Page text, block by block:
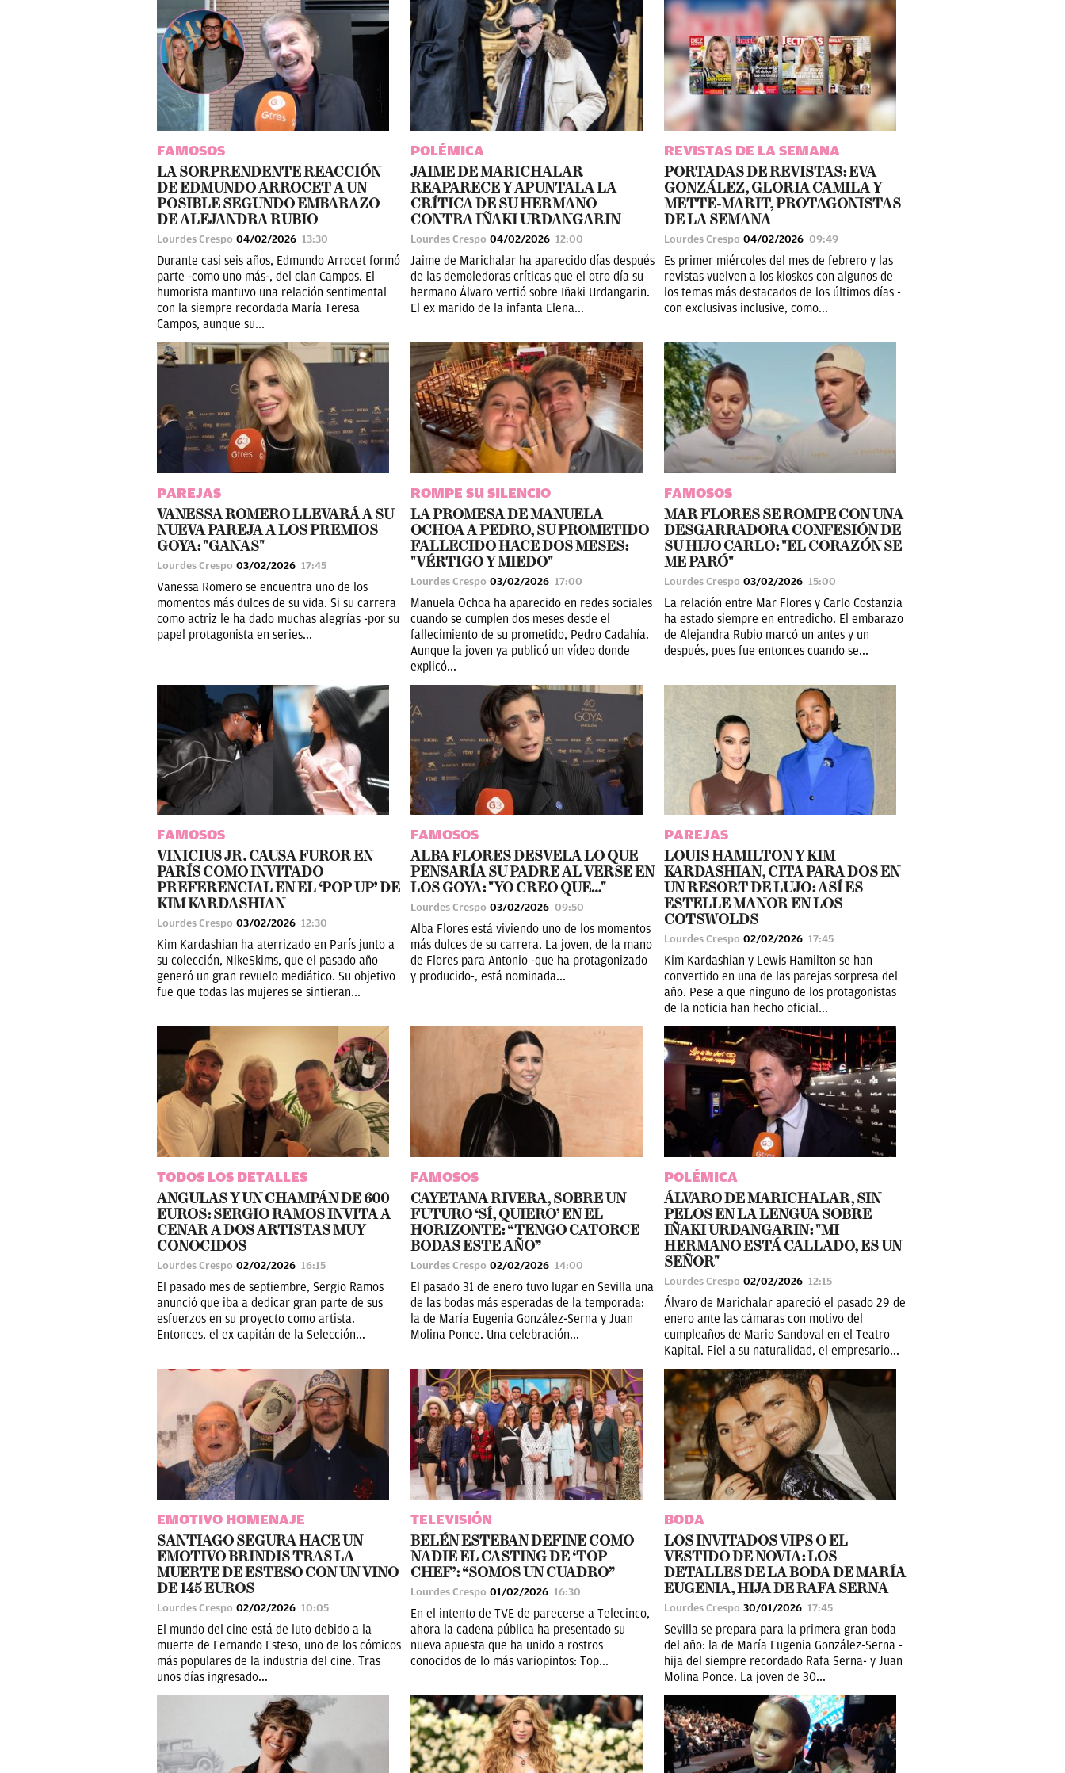
FAMOSOS
LA SORPRENDENTE REACCIÓN
DE EDMUNDO ARROCET A UN
POSIBLE SEGUNDO EMBARAZO
DE ALEJANDRA RUBIO
Lourdes Crespo 04/02/2026 13:30
Durante casi seis años, Edmundo Arrocet formó
parte -como uno más-, del clan Campos. El
humorista mantuvo una relación sentimental
con la siempre recordada María Teresa
Campos, aunque su...
POLÉMICA
JAIME DE MARICHALAR
REAPARECE Y APUNTALA LA
CRÍTICA DE SU HERMANO
CONTRA IÑAKI URDANGARIN
Lourdes Crespo 04/02/2026 12:00
Jaime de Marichalar ha aparecido días después
de las demoledoras críticas que el otro día su
hermano Álvaro vertió sobre Iñaki Urdangarin.
El ex marido de la infanta Elena...
REVISTAS DE LA SEMANA
PORTADAS DE REVISTAS: EVA
GONZÁLEZ, GLORIA CAMILA Y
METTE-MARIT, PROTAGONISTAS
DE LA SEMANA
Lourdes Crespo 04/02/2026 09:49
Es primer miércoles del mes de febrero y las
revistas vuelven a los kioskos con algunos de
los temas más destacados de los últimos días -
con exclusivas inclusive, como...
PAREJAS
VANESSA ROMERO LLEVARÁ A SU
NUEVA PAREJA A LOS PREMIOS
GOYA: "GANAS"
Lourdes Crespo 03/02/2026 17:45
Vanessa Romero se encuentra uno de los
momentos más dulces de su vida. Si su carrera
como actriz le ha dado muchas alegrías -por su
papel protagonista en series...
ROMPE SU SILENCIO
LA PROMESA DE MANUELA
OCHOA A PEDRO, SU PROMETIDO
FALLECIDO HACE DOS MESES:
"VÉRTIGO Y MIEDO"
Lourdes Crespo 03/02/2026 17:00
Manuela Ochoa ha aparecido en redes sociales
cuando se cumplen dos meses desde el
fallecimiento de su prometido, Pedro Cadahía.
Aunque la joven ya publicó un vídeo donde
explicó...
FAMOSOS
MAR FLORES SE ROMPE CON UNA
DESGARRADORA CONFESIÓN DE
SU HIJO CARLO: "EL CORAZÓN SE
ME PARÓ"
Lourdes Crespo 03/02/2026 15:00
La relación entre Mar Flores y Carlo Costanzia
ha estado siempre en entredicho. El embarazo
de Alejandra Rubio marcó un antes y un
después, pues fue entonces cuando se...
FAMOSOS
VINICIUS JR. CAUSA FUROR EN
PARÍS COMO INVITADO
PREFERENCIAL EN EL ‘POP UP’ DE
KIM KARDASHIAN
Lourdes Crespo 03/02/2026 12:30
Kim Kardashian ha aterrizado en París junto a
su colección, NikeSkims, que el pasado año
generó un gran revuelo mediático. Su objetivo
fue que todas las mujeres se sintieran...
FAMOSOS
ALBA FLORES DESVELA LO QUE
PENSARÍA SU PADRE AL VERSE EN
LOS GOYA: "YO CREO QUE…"
Lourdes Crespo 03/02/2026 09:50
Alba Flores está viviendo uno de los momentos
más dulces de su carrera. La joven, de la mano
de Flores para Antonio -que ha protagonizado
y producido-, está nominada...
PAREJAS
LOUIS HAMILTON Y KIM
KARDASHIAN, CITA PARA DOS EN
UN RESORT DE LUJO: ASÍ ES
ESTELLE MANOR EN LOS
COTSWOLDS
Lourdes Crespo 02/02/2026 17:45
Kim Kardashian y Lewis Hamilton se han
convertido en una de las parejas sorpresa del
año. Pese a que ninguno de los protagonistas
de la noticia han hecho oficial...
TODOS LOS DETALLES
ANGULAS Y UN CHAMPÁN DE 600
EUROS: SERGIO RAMOS INVITA A
CENAR A DOS ARTISTAS MUY
CONOCIDOS
Lourdes Crespo 02/02/2026 16:15
El pasado mes de septiembre, Sergio Ramos
anunció que iba a dedicar gran parte de sus
esfuerzos en su proyecto como artista.
Entonces, el ex capitán de la Selección...
FAMOSOS
CAYETANA RIVERA, SOBRE UN
FUTURO ‘SÍ, QUIERO’ EN EL
HORIZONTE: “TENGO CATORCE
BODAS ESTE AÑO”
Lourdes Crespo 02/02/2026 14:00
El pasado 31 de enero tuvo lugar en Sevilla una
de las bodas más esperadas de la temporada:
la de María Eugenia González-Serna y Juan
Molina Ponce. Una celebración...
POLÉMICA
ÁLVARO DE MARICHALAR, SIN
PELOS EN LA LENGUA SOBRE
IÑAKI URDANGARIN: "MI
HERMANO ESTÁ CALLADO, ES UN
SEÑOR"
Lourdes Crespo 02/02/2026 12:15
Álvaro de Marichalar apareció el pasado 29 de
enero ante las cámaras con motivo del
cumpleaños de Mario Sandoval en el Teatro
Kapital. Fiel a su naturalidad, el empresario...
EMOTIVO HOMENAJE
SANTIAGO SEGURA HACE UN
EMOTIVO BRINDIS TRAS LA
MUERTE DE ESTESO CON UN VINO
DE 145 EUROS
Lourdes Crespo 02/02/2026 10:05
El mundo del cine está de luto debido a la
muerte de Fernando Esteso, uno de los cómicos
más populares de la industria del cine. Tras
unos días ingresado...
TELEVISIÓN
BELÉN ESTEBAN DEFINE COMO
NADIE EL CASTING DE ‘TOP
CHEF’: “SOMOS UN CUADRO”
Lourdes Crespo 01/02/2026 16:30
En el intento de TVE de parecerse a Telecinco,
ahora la cadena pública ha presentado su
nueva apuesta que ha unido a rostros
conocidos de lo más variopintos: Top...
BODA
LOS INVITADOS VIPS O EL
VESTIDO DE NOVIA: LOS
DETALLES DE LA BODA DE MARÍA
EUGENIA, HIJA DE RAFA SERNA
Lourdes Crespo 30/01/2026 17:45
Sevilla se prepara para la primera gran boda
del año: la de María Eugenia González-Serna -
hija del siempre recordado Rafa Serna- y Juan
Molina Ponce. La joven de 30...